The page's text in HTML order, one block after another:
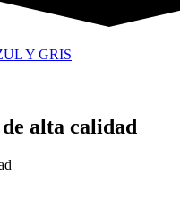
Y GRIS
alta calidad